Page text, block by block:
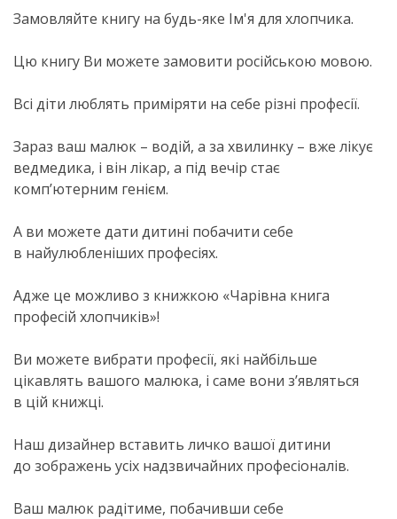
Замовляйте книгу на будь-яке Ім'я для хлопчика.
Цю книгу Ви можете замовити російською мовою.
Всі діти люблять приміряти на себе різні професії.
Зараз ваш малюк – водій, а за хвилинку – вже лікує
ведмедика, і він лікар, а під вечір стає
комп’ютерним генієм.
А ви можете дати дитині побачити себе
в найулюбленіших професіях.
Адже це можливо з книжкою «Чарівна книга
професій хлопчиків»!
Ви можете вибрати професії, які найбільше
цікавлять вашого малюка, і саме вони з’являться
в цій книжці.
Наш дизайнер вставить личко вашої дитини
до зображень усіх надзвичайних професіоналів.
Ваш малюк радітиме, побачивши себе